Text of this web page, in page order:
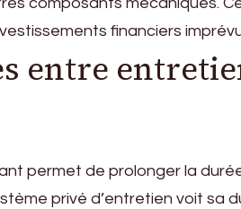
financiers
entre
permet de prolonger la
privé d’entretien voit sa